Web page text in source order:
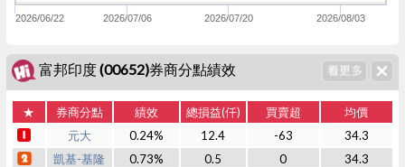
2026/06/22 2026/07/06 2026/07/20 2026/08/03
富邦印度 (00652)券商分點績效
★ 券商分點 績效 總損益(仟) 買賣超
均價
元大
0.24% 12.4 -63
34.3
凱基-基隆
0.73% 0.5 0
34.3